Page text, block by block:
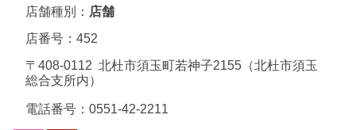
店舗種別： 店舗
店番号：452
〒408-0112 北杜市須玉町若神子2155（北杜市須玉
総合支所内）
電話番号： 0551-42-2211